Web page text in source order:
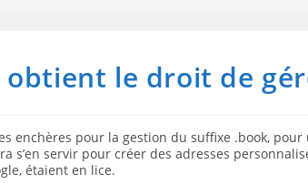
obtient le droit de
enchères pour la gestion du suffixe .book,
s’en servir pour créer des adresses
étaient en lice.